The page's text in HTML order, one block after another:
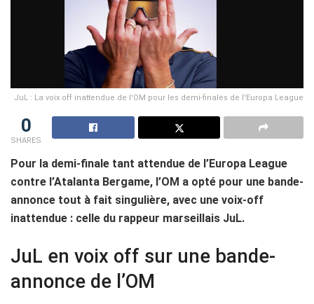
JuL : La voix off inattendue de l'OM pour les demi-finales de l'Europa League
0
SHARES
Pour la demi-finale tant attendue de l’Europa League
contre l’Atalanta Bergame, l’OM a opté pour une bande-
annonce tout à fait singulière, avec une voix-off
inattendue : celle du rappeur marseillais JuL.
JuL en voix off sur une bande-
annonce de l’OM